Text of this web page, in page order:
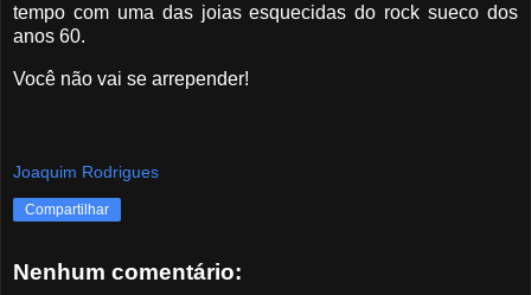
tempo com uma das joias esquecidas do rock sueco dos
anos 60.
Você não vai se arrepender!
Joaquim Rodrigues
Compartilhar
Nenhum comentário: